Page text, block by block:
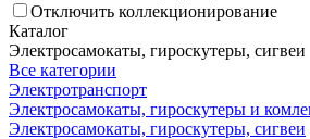
Отключить коллекционирование
Каталог
Электросамокаты, гироскутеры, сигвеи
Все категории
Электротранспорт
Электросамокаты, гироскутеры и
Электросамокаты, гироскутеры, сигвеи